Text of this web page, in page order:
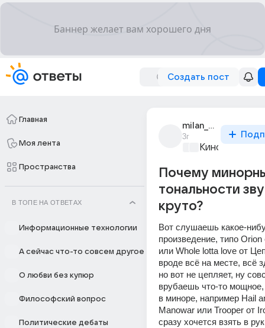
Создать пост
Главная
Моя лента
Пространства
В ТОПЕ НА ОТВЕТАХ
Информационные технологии
А сейчас что-то совсем другое
О любви без купюр
Философский вопрос
Политические дебаты
milan_venden
3г
Киномания
Почему
тональности
круто?
Вот слушаешь какое-
произведение, типо Orion
или Whole lotta love от
вроде всё на месте, всё
но вот не цепляет, ну
врубаешь что-то мощное,
в миноре, например Hail
Manowar или Trooper от
сразу хочется взять в